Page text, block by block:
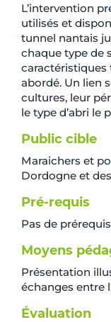
L’intervention
utilisés et
tunnel nantais
chaque type de
caractéristiques
abordé. Un lien
cultures, leur
le type d’abri le
Public cible
Maraichers et
Dordogne et
Pré-requis
Pas de
Moyens
Présentation
échanges entre
Évaluation